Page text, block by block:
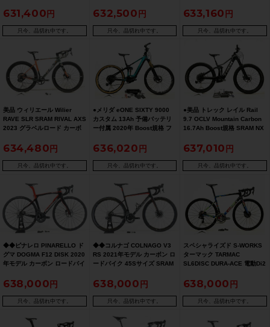
Bike 52サイズ GX EAGLE
AXS 12速 グラベル（サイク
ルパラダイス大阪より配送）
631,400
只今、品切れ中です。
SHIMANO ULTEGRA Di2
R8150 2x12速（サイクルパラ
ダイス大阪より配送）
632,500
只今、品切れ中です。
年 e-Bike e-MTB 電動アシス
ト SRAM X01 EAGLE
AXS（サイクルパラダイス福
岡より配送）【お買い得
633,160
只今、品切れ中です。
美品 ウィリエール Wilier
RAVE SLR SRAM RIVAL AXS
2023 グラベルロード カーボ
フラージュ
634,480
只今、品切れ中です。
●メリダ eONE SIXTY 9000
カスタム 13Ah 予備バッテリ
ー付属 2020年 Boost規格 フ
シスト自転車 42cm(XS)
636,020
只今、品切れ中です。
●美品 トレック レイル Rail
9.7 OCLV Mountain Carbon
16.7Ah Boost規格 SRAM NX
電動アシスト Sサイズ
637,010
只今、品切れ中です。
◆◆ピナレロ PINARELLO ド
グマ DOGMA F12 DISK 2020
年モデル カーボン ロードバイ
ULTEGRA Di2 R8050 11速
（サイクルパラダイス大阪よ
り配送）
638,000
只今、品切れ中です。
◆◆コルナゴ COLNAGO V3
RS 2021年モデル カーボン ロ
ードバイク 45Sサイズ SRAM
ルパラダイス大阪より配送）
638,000
只今、品切れ中です。
スペシャライズド S-WORKS
ターマック TARMAC
SL6DISC DURA-ACE 電動Di2
ードバイク 54サイズ WCカラ
638,000
只今、品切れ中です。